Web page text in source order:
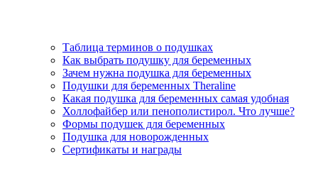
Таблица терминов о подушках
Как выбрать подушку для беременных
Зачем нужна подушка для беременных
Подушки для беременных Theraline
Какая подушка для беременных самая удобная
Холлофайбер или пенополистирол. Что лучше?
Формы подушек для беременных
Подушка для новорожденных
Сертификаты и награды